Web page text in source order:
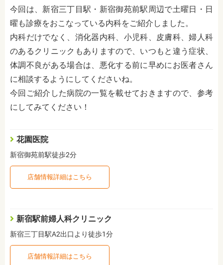
今回は、新宿三丁目駅・新宿御苑前駅周辺で土曜日・日
曜も診療をおこなっている内科をご紹介しました。
内科だけでなく、消化器内科、小児科、皮膚科、婦人科
のあるクリニックもありますので、いつもと違う症状、
体調不良がある場合は、悪化する前に早めにお医者さん
に相談するようにしてくださいね。
今回ご紹介した病院の一覧を載せておきますので、参考
にしてみてください！
花園医院
新宿御苑前駅徒歩2分
店舗情報詳細はこちら
新宿駅前婦人科クリニック
新宿三丁目駅A2出口より徒歩1分
店舗情報詳細はこちら